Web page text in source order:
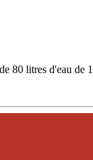
80 litres d'eau de